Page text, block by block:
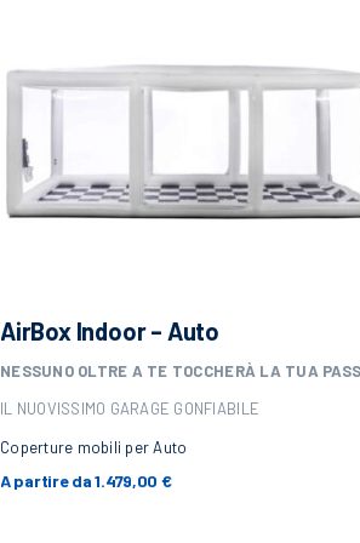
AirBox Indoor – Auto
NESSUNO OLTRE A TE TOCCHERÀ LA TUA
IL NUOVISSIMO GARAGE GONFIABILE
Coperture mobili per Auto
A partire da1.479,00 €